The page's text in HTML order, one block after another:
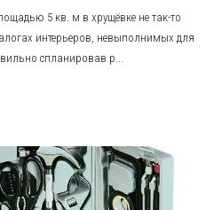
5 кв. м в хрущёвке не так-то
интерьеров, невыполнимых для
спланировав р...